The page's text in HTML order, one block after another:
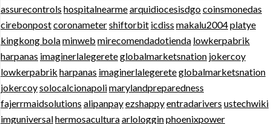
assurecontrols hospitalnearmearquidiocesisdgocoinsmonedas
cirebonpostcoronametershiftorbit icdiss makalu2004platye
kingkong bolaminweb mirecomendadotienda lowkerpabrik
harpanas imaginerlalegereteglobalmarketsnation jokercoy
lowkerpabrik harpanas imaginerlalegereteglobalmarketsnation
jokercoysolocalcionapolimarylandpreparedness
fajerrmaidsolutions alipanpayezshappyentradarivers ustechwiki
imguniversalhermosaculturaarlologginphoenixpower